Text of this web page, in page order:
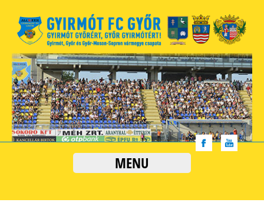
MENU